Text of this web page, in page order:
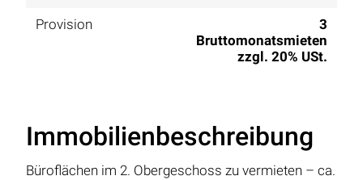
Provision
3
Bruttomonatsmieten
zzgl. 20% USt.
Immobilienbeschreibung
Büroflächen im 2. Obergeschoss zu vermieten – ca.